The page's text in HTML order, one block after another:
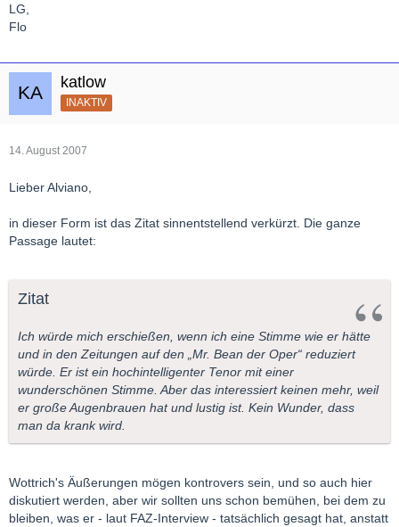
LG,
Flo
katlow
INAKTIV
14. August 2007
Lieber Alviano,
in dieser Form ist das Zitat sinnentstellend verkürzt. Die ganze
Passage lautet:
Zitat
Ich würde mich erschießen, wenn ich eine Stimme wie er hätte
und in den Zeitungen auf den „Mr. Bean der Oper“ reduziert
würde. Er ist ein hochintelligenter Tenor mit einer
wunderschönen Stimme. Aber das interessiert keinen mehr, weil
er große Augenbrauen hat und lustig ist. Kein Wunder, dass
man da krank wird.
Wottrich's Äußerungen mögen kontrovers sein, und so auch hier
diskutiert werden, aber wir sollten uns schon bemühen, bei dem zu
bleiben, was er - laut FAZ-Interview - tatsächlich gesagt hat, anstatt